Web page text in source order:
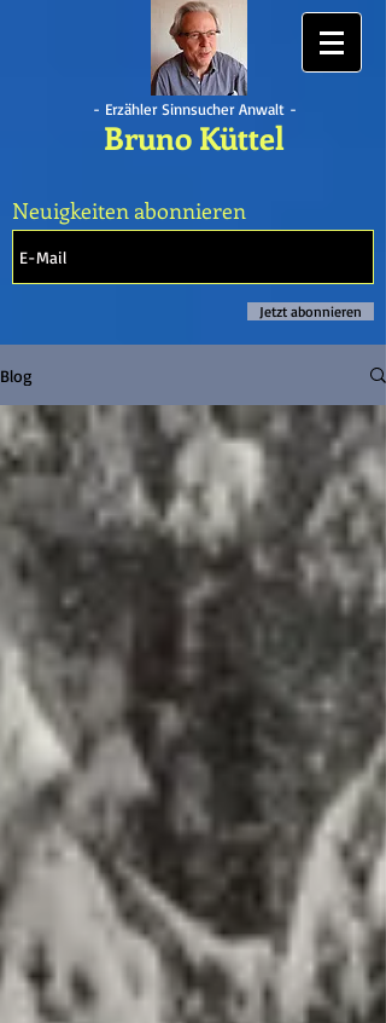
- Erzähler Sinnsucher Anwalt -
Bruno Küttel
Neuigkeiten abonnieren
Jetzt abonnieren
Blog